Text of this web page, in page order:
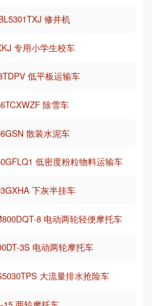
修井机
专用小学生校车
低平板运输车
除雪车
散装水泥车
低密度粉粒物料运输车
下灰半挂车
8 电动两轮轻便摩托车
3S 电动两轮摩托车
大流量排水抢险车